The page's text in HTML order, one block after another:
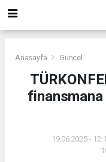
Anasayfa Güncel
finansmana
19.06.2025 -